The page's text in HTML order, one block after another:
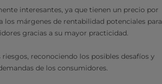
interesantes, ya que tienen un precio por
márgenes de rentabilidad potenciales para
gracias a su mayor practicidad.
reconociendo los posibles desafíos y
de los consumidores.